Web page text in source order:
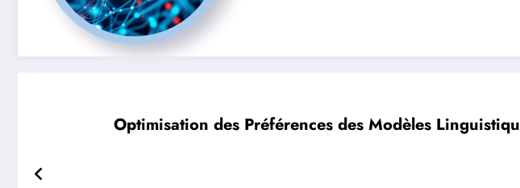
Optimisation des Préférences des Modèles